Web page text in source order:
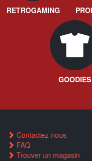
RETROGAMING
GOODIES
Contactez-nous
FAQ
Trouver un magasin